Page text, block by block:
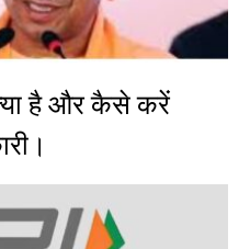
है और कैसे करें